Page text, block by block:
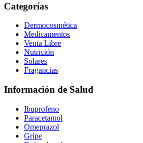
Categorías
Dermocosmética
Medicamentos
Venta Libre
Nutrición
Solares
Fragancias
Información de Salud
Ibuprofeno
Paracetamol
Omeprazol
Gripe